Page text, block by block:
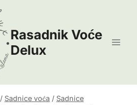
Rasadnik Voće
Delux
/ Sadnice voća / Sadnice